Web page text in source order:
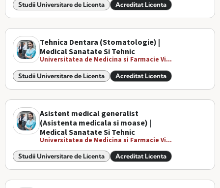
Studii Universitare de Licenta Acreditat Licenta
Tehnica Dentara (Stomatologie) |
Medical Sanatate Si Tehnic
Universitatea de Medicina si Farmacie Vi...
Studii Universitare de Licenta Acreditat Licenta
Asistent medical generalist
(Asistenta medicala si moase) |
Medical Sanatate Si Tehnic
Universitatea de Medicina si Farmacie Vi...
Studii Universitare de Licenta Acreditat Licenta